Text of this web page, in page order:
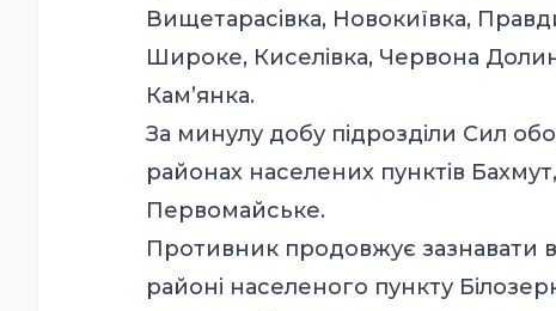
Вищетарасівка, Новокиївка,
Широке, Киселівка, Червона
Кам’янка.
За минулу добу підрозділи Сил
районах населених пунктів
Первомайське.
Противник продовжує зазнавати
районі населеного пункту